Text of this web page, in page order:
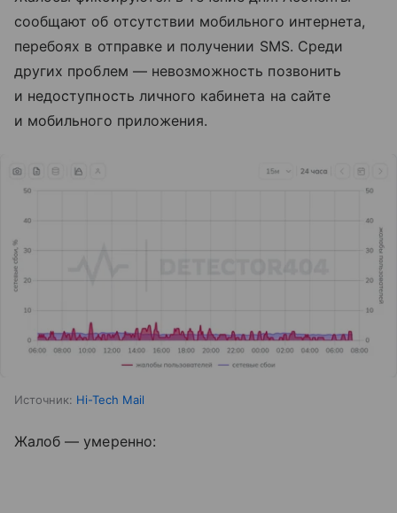
сообщают об отсутствии мобильного интернета,
перебоях в отправке и получении SMS. Среди
других проблем — невозможность позвонить
и недоступность личного кабинета на сайте
и мобильного приложения.
Источник: Hi-Tech Mail
Жалоб — умеренно: